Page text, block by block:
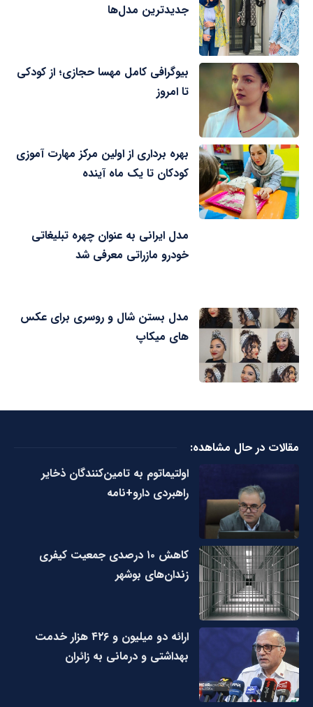
جدیدترین مدل‌ها
بیوگرافی کامل مهسا حجازی؛ از کودکی
تا امروز
بهره برداری از اولین مرکز مهارت آموزی
کودکان تا یک ماه آینده
مدل ایرانی به عنوان چهره تبلیغاتی
خودرو مازراتی معرفی شد
مدل بستن شال و روسری برای عکس
های میکاپ
مقالات در حال مشاهده:
اولتیماتوم به تامین‌کنندگان ذخایر
راهبردی دارو+نامه
کاهش ۱۰ درصدی جمعیت کیفری
زندان‌های بوشهر
ارائه دو میلیون و ۴۲۶ هزار خدمت
بهداشتی و درمانی به زائران